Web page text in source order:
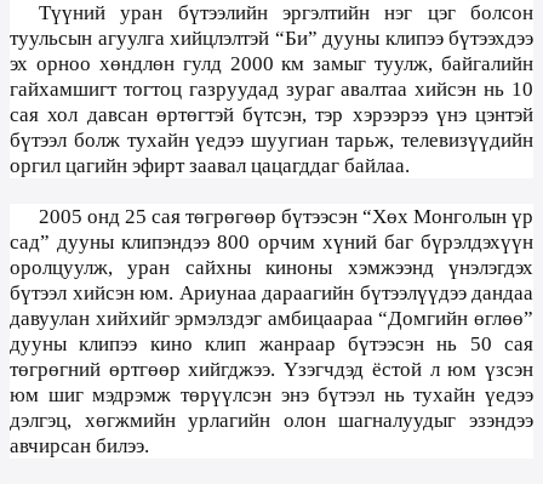
Түүний уран бүтээлийн эргэлтийн нэг цэг болсон
туульсын агуулга хийцлэлтэй “Би” дууны клипээ бүтээхдээ
эх орноо хөндлөн гулд 2000 км замыг туулж, байгалийн
гайхамшигт тогтоц газруудад зураг авалтаа хийсэн нь 10
сая хол давсан өртөгтэй бүтсэн, тэр хэрээрээ үнэ цэнтэй
бүтээл болж тухайн үедээ шуугиан тарьж, телевизүүдийн
оргил цагийн эфирт заавал цацагддаг байлаа.
2005 онд 25 сая төгрөгөөр бүтээсэн “Хөх Монголын үр
сад” дууны клипэндээ800 орчим хүний баг бүрэлдэхүүн
оролцуулж, уран сайхны киноны хэмжээнд үнэлэгдэх
бүтээл хийсэн юм. Ариунаа дараагийн бүтээлүүдээ дандаа
давуулан хийхийг эрмэлздэг амбицаараа “Домгийн өглөө”
дууны клипээ кино клип жанраар бүтээсэн нь 50 сая
төгрөгний өртгөөр хийгджээ. Үзэгчдэд ёстой л юм үзсэн
юм шиг мэдрэмж төрүүлсэн энэ бүтээл нь тухайн үедээ
дэлгэц, хөгжмийн урлагийн олон шагналуудыг эзэндээ
авчирсан билээ.